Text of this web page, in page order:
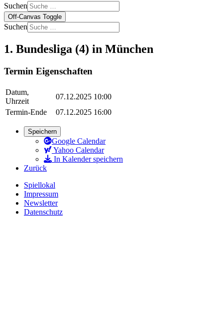
Suchen
Off-Canvas Toggle
Suchen
1. Bundesliga (4) in München
Termin Eigenschaften
Datum,
Uhrzeit
07.12.2025 10:00
Termin-Ende
07.12.2025 16:00
Speichern
Google Calendar
Yahoo Calendar
In Kalender speichern
Zurück
Spiellokal
Impressum
Newsletter
Datenschutz